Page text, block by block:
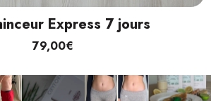
Express 7 jours
79,00€